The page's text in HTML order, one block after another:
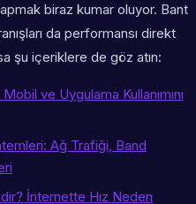
biraz kumar oluyor. Bant
da performansı direkt
şu içeriklere de göz atın:
ve Uygulama Kullanımını
Ağ Trafiği, Band
İnternette Hız Neden